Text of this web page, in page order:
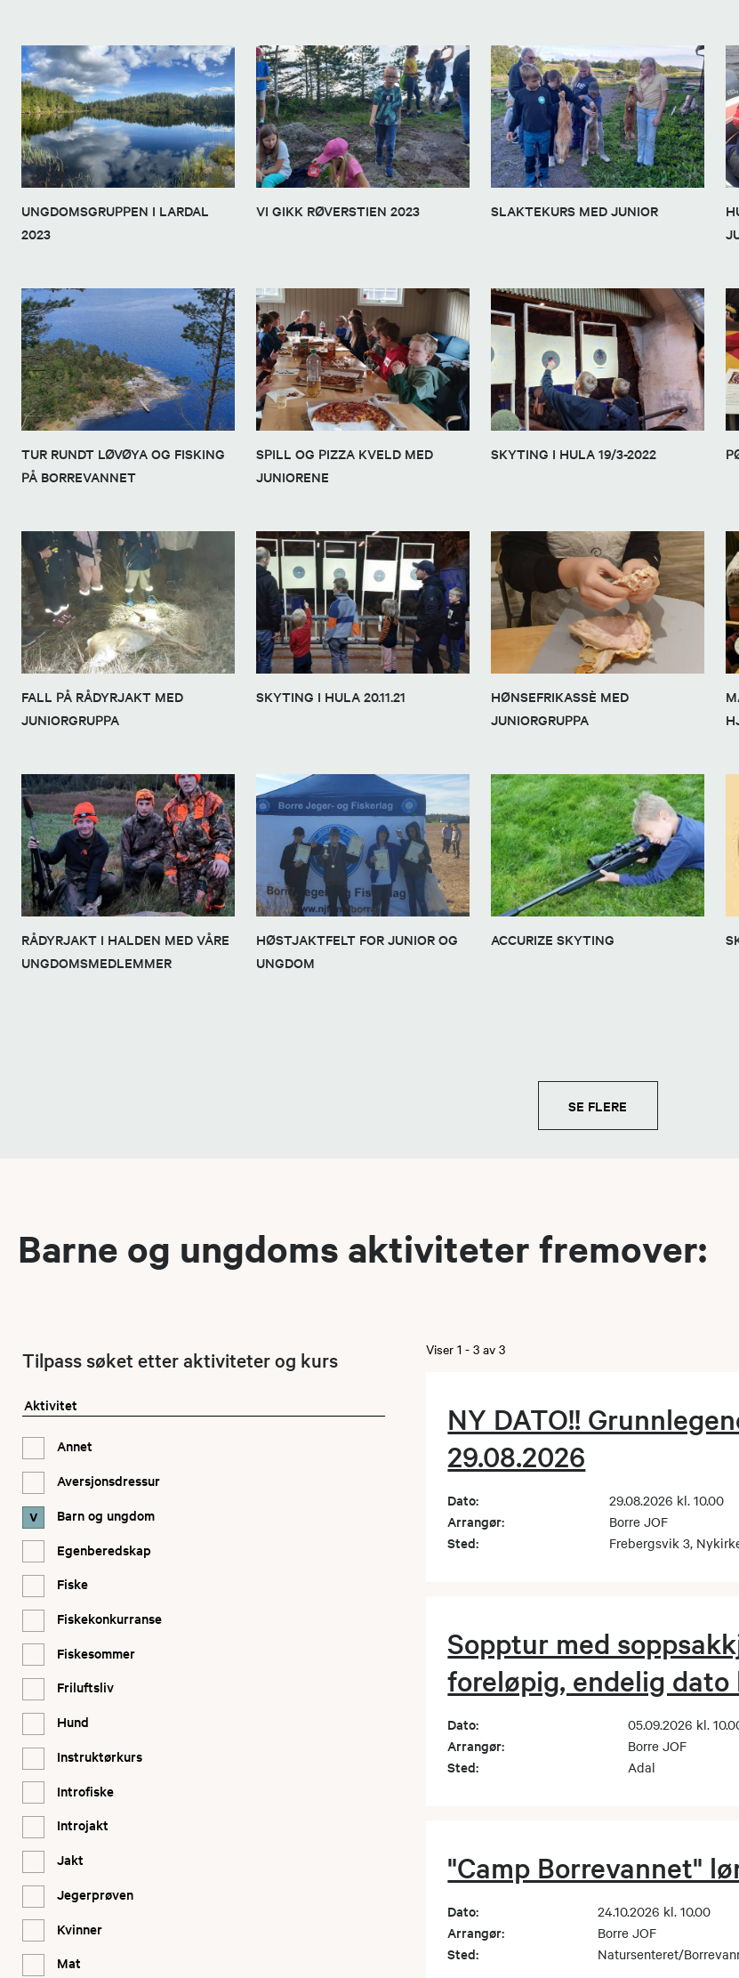
UNGDOMSGRUPPEN I LARDAL
2023
VI GIKK RØVERSTIEN 2023 SLAKTEKURS MED JUNIOR
TUR RUNDT LØVØYA OG FISKING
PÅ BORREVANNET
SPILL OG PIZZA KVELD MED
JUNIORENE
SKYTING I HULA 19/3-2022
FALL PÅ RÅDYRJAKT MED
JUNIORGRUPPA
SKYTING I HULA 20.11.21
HØNSEFRIKASSÈ MED
JUNIORGRUPPA
RÅDYRJAKT I HALDEN MED VÅRE
UNGDOMSMEDLEMMER
HØSTJAKTFELT FOR JUNIOR OG
UNGDOM
ACCURIZE SKYTING
SE FLERE
Barne og ungdoms aktiviteter fremover:
Tilpass søket etter aktiviteter og kurs
Aktivitet
Annet
Aversjonsdressur
Barn og ungdom
Egenberedskap
Fiske
Fiskekonkurranse
Fiskesommer
Friluftsliv
Hund
Instruktørkurs
Introfiske
Introjakt
Jakt
Jegerprøven
Kvinner
Mat
Viser1- 3av3
NY DATO!!
29.08.2026
Dato: 29.08.2026 kl. 10.00
Arrangør: Borre JOF
Sted: Frebergsvik 3,
Sopptur med
foreløpig, endelig
Dato: 05.09.2026 kl.
Arrangør: Borre JOF
Sted: Adal
"Camp Borrevannet"
Dato: 24.10.2026 kl. 10.00
Arrangør: Borre JOF
Sted: Natursenteret/